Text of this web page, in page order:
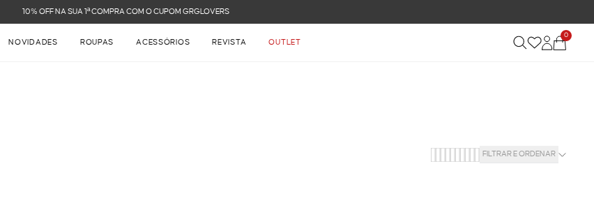
10% OFF NA SUA 1ª COMPRA COM O CUPOM GRGLOVERS
NOVIDADES ROUPAS ACESSÓRIOS REVISTA OUTLET
0
FILTRAR E ORDENAR